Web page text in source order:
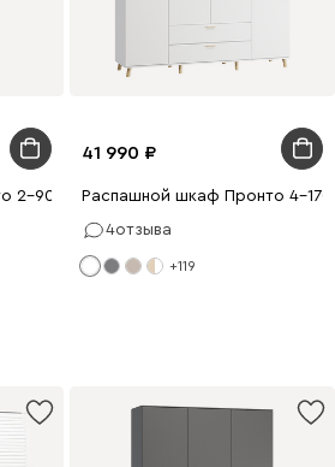
2-90x210 Белый
41 990
Распашной шкаф Пронто 4-
4отзыва
+119